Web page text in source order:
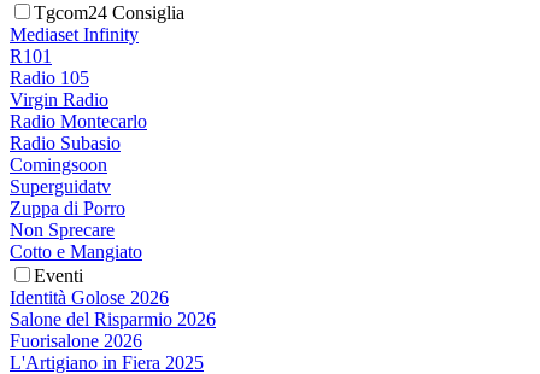
Tgcom24 Consiglia
Mediaset Infinity
R101
Radio 105
Virgin Radio
Radio Montecarlo
Radio Subasio
Comingsoon
Superguidatv
Zuppa di Porro
Non Sprecare
Cotto e Mangiato
Eventi
Identità Golose 2026
Salone del Risparmio 2026
Fuorisalone 2026
L'Artigiano in Fiera 2025